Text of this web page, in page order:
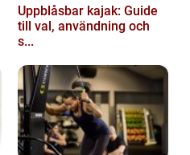
Uppblåsbar kajak: Guide
till val, användning och
s...